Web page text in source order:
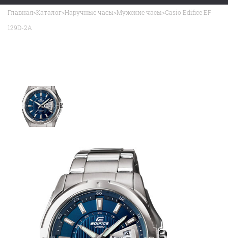
Главная>Каталог>Наручные часы>Мужские часы>Casio Edifice EF-
129D-2A